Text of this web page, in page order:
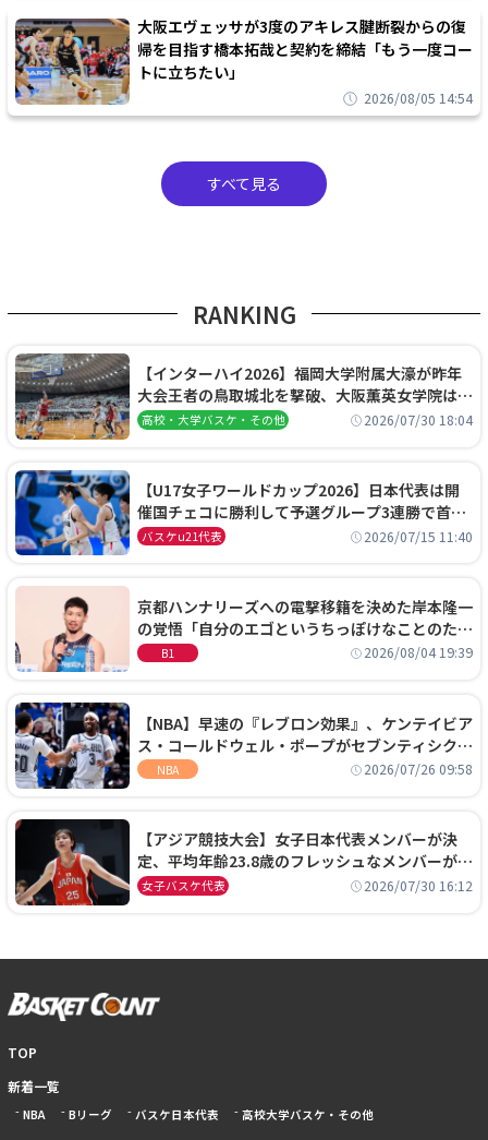
大阪エヴェッサが3度のアキレス腱断裂からの復
帰を目指す橋本拓哉と契約を締結「もう一度コー
トに立ちたい」
2026/08/05 14:54
すべて見る
RANKING
【インターハイ2026】福岡大学附属大濠が昨年
大会王者の鳥取城北を撃破、大阪薫英女学院は岐
阜女子に完勝、大会3日目試合結果
高校・大学バスケ・その他 2026/07/30 18:04
【U17女子ワールドカップ2026】日本代表は開
催国チェコに勝利して予選グループ3連勝で首位
通過！準々決勝の相手はエジプトに決定
バスケu21代表 2026/07/15 11:40
京都ハンナリーズへの電撃移籍を決めた岸本隆一
の覚悟「自分のエゴというちっぽけなことのため
に、京都に来たわけではない」
B1 2026/08/04 19:39
【NBA】早速の『レブロン効果』、ケンテイビア
ス・コールドウェル・ポープがセブンティシクサ
ーズに1年契約で加入
NBA 2026/07/26 09:58
【アジア競技大会】女子日本代表メンバーが決
定、平均年齢23.8歳のフレッシュなメンバーが日
本開催の大舞台で頂点を狙う
女子バスケ代表 2026/07/30 16:12
TOP
新着一覧
NBA Bリーグ バスケ日本代表 高校大学バスケ・その他